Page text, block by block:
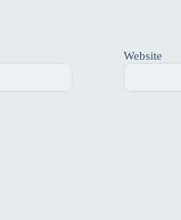
Website